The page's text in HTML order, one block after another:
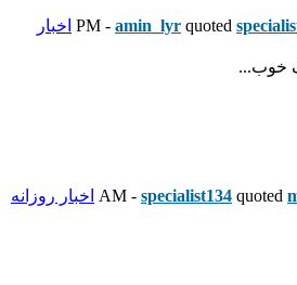
اخبار
روزانه